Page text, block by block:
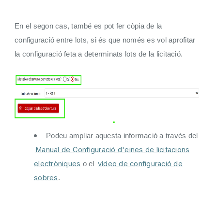
En el segon cas, també es pot fer còpia de la
configuració entre lots, si és que només es vol aprofitar
la configuració feta a determinats lots de la licitació.
Podeu ampliar aquesta informació a través del
Manual de Configuració d'eines de licitacions
electròniques o el vídeo de configuració de
sobres.